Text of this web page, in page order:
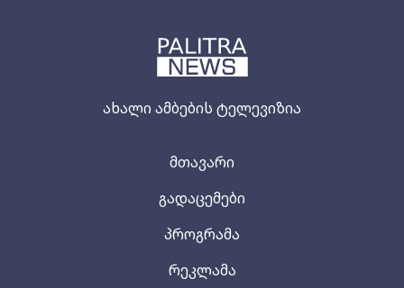
ახალი ამბების ტელევიზია
მთავარი
გადაცემები
პროგრამა
რეკლამა